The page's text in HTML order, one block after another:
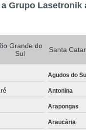
Grupo Lasetronik
Grande do
Sul
Santa
Agudos do Sul
Antonina
Arapongas
Araucária